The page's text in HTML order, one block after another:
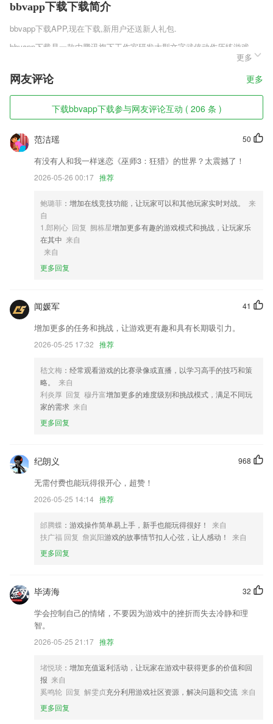
bbvapp下载下载简介
bbvapp下载APP,现在下载,新用户还送新人礼包.
bbvapp下载是一款由腾讯旗下工作室研发大型文字武侠动作历练游戏，
使用浓郁的游戏玩法等待你的体验，在不同的探索挑战中，轻松提升自己
的实力，将你的实力变得更强，更多的游戏玩法等待你的体验，在不同的
对决玩法中轻松提升自己，在不同的对决玩法中提升自己。
bbvapp下载软件特色
1,【私人医生长期服务效果】
2,■元气萌力贴纸，搭配全网热歌手势舞，一键觉醒你的俏皮；
3,进行实际的应用清理，删除消耗性文件，这将取代所称的“清除缓存”
4,游戏：游戏系统、虚拟网游、电子竞技、游戏异界、游戏主播
6,图片编辑功能很强大，并且是免费为我们提供的，帮助我们更好的去拍
bbvapp下载软件优势
1.税务执法资格APP新增模拟考试功能，税务执法资格可按照自我练习的
2.电脑常识，网站制造，程序开发，各行业教程。
3.主要为需要进行技能培训学习的用户而打造的，这里拥有非常多丰富的
学习课程
4.有在线互动教学，随时随地与老师互动，通过对话讨论学习，可以更加
5.丰富的教材动画、热门流行电影动画资源，通过配音学习英语，摆脱枯
燥传统的学习方式；智能口语测评，评测结果到单词，让孩子有重点的学
习，不断提高口语听力能力，培养孩子自信，满足孩子学习成就感
6.所谓“眼过千遍，不如手抄一遍”。采取默写手段，可有效地巩固已经背
循序渐进，长期进行默写训练，那么一定会有助于背诵的质量和效果。
bbvapp下载更新了什么?
新建任务流程
增加驾运模块。
迎新春，换肤啦~
风格妆容区分拍前和拍后，一眼对比妆容功效～
联系我们
以上就是bbvapp下载的介绍，如果您喜欢这款软件，您可以到应用商店
进行打分评论，说出您的使用经历，以帮助我们更好的对产品进行优化修
更多
网友评论 更多
下载bbvapp下载参与网友评论互动 ( 206 条 )
50
范洁瑶
有没有人和我一样迷恋《巫师3：狂猎》的世界？太震撼了！
2026-05-26 00:17 推荐
鲍璐菲 ：增加在线竞技功能，让玩家可以和其他玩家实时对战。
来
自
1.郎刚心 回复 阙栋星增加更多有趣的游戏模式和挑战，让玩家乐
在其中 来自
来自
更多回复
41
闻媛军
增加更多的任务和挑战，让游戏更有趣和具有长期吸引力。
2026-05-25 17:32 推荐
嵇文梅 ：经常观看游戏的比赛录像或直播，以学习高手的技巧和策
略。
来自
利炎厚 回复 穆丹富增加更多的难度级别和挑战模式，满足不同玩
家的需求 来自
更多回复
968
纪朗义
无需付费也能玩得很开心，超赞！
2026-05-25 14:14 推荐
邰腾蝶 ：游戏操作简单易上手，新手也能玩得很好！
来自
扶广福 回复 詹岚阳游戏的故事情节扣人心弦，让人感动！
来自
更多回复
32
毕涛海
学会控制自己的情绪，不要因为游戏中的挫折而失去冷静和理
智。
2026-05-25 21:17 推荐
堵悦琰 ：增加充值返利活动，让玩家在游戏中获得更多的价值和回
报 来自
奚鸣轮 回复 解雯贞充分利用游戏社区资源，解决问题和交流 来自
更多回复